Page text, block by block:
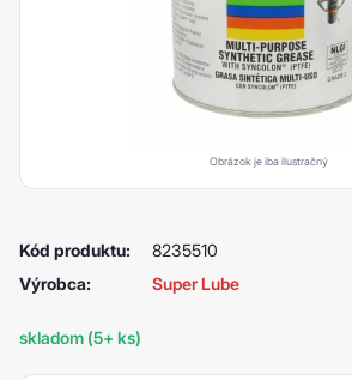
Obrázok je iba ilustračný
Kód produktu:
8235510
Výrobca:
Super Lube
skladom (5+ ks)